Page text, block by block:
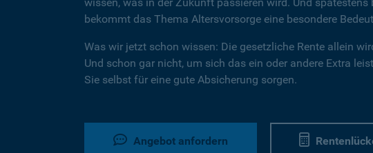
bekommt das Thema Altersvorsorge eine besondere
Was wir jetzt schon wissen: Die gesetzliche Rente allein
Und schon gar nicht, um sich das ein oder andere Extra
Sie selbst für eine gute Absicherung sorgen.
Angebot anfordern